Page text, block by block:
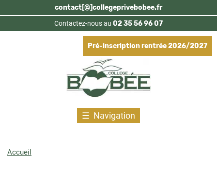
Aller
au
contenu
principal
contact[@]collegeprivebobee.fr
Contactez-nous au 02 35 56 96 07
Pré-inscription rentrée 2026/2027
Navigation
Accueil